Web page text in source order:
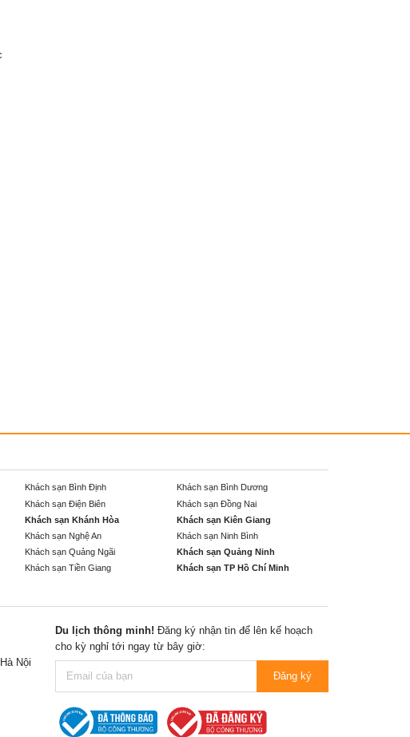
Khách sạn Bình Định
Khách sạn Bình Dương
Khách sạn Điện Biên
Khách sạn Đồng Nai
Khách sạn Khánh Hòa
Khách sạn Kiên Giang
Khách sạn Nghệ An
Khách sạn Ninh Bình
Khách sạn Quảng Ngãi
Khách sạn Quảng Ninh
Khách sạn Tiền Giang
Khách sạn TP Hồ Chí Minh
Nội
Du lịch thông minh! Đăng ký nhận tin để lên kế hoạch
cho kỳ nghỉ tới ngay từ bây giờ:
Đăng ký